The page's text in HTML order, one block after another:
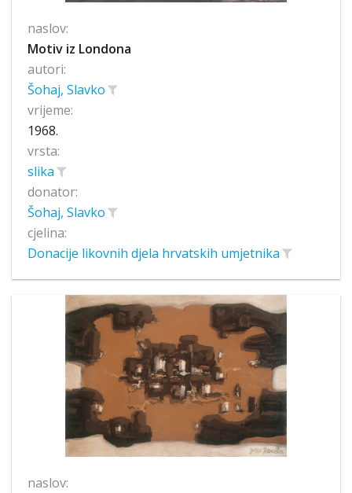
naslov:
Motiv iz Londona
autori:
Šohaj, Slavko
vrijeme:
1968.
vrsta:
slika
donator:
Šohaj, Slavko
cjelina:
Donacije likovnih djela hrvatskih umjetnika
naslov: